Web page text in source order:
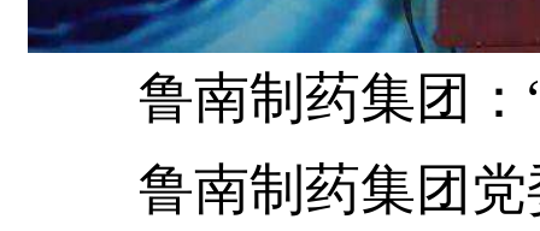
鲁南制药集团：
鲁南制药集团党